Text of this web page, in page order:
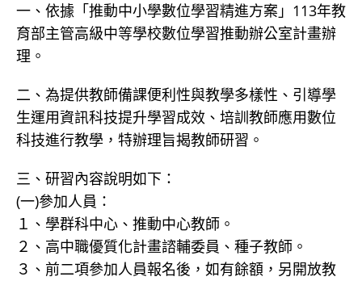
一、依據「推動中小學數位學習精進方案」113年教
育部主管高級中等學校數位學習推動辦公室計畫辦
理。
二、為提供教師備課便利性與教學多樣性、引導學
生運用資訊科技提升學習成效、培訓教師應用數位
科技進行教學，特辦理旨揭教師研習。
三、研習內容說明如下：
(一)參加人員：
１、學群科中心、推動中心教師。
２、高中職優質化計畫諮輔委員、種子教師。
３、前二項參加人員報名後，如有餘額，另開放教